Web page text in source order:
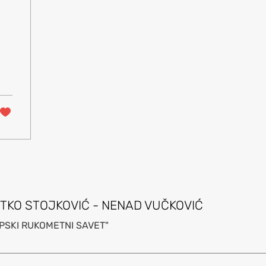
STOJKOVIĆ - NENAD VUČKOVIĆ
RUKOMETNI SAVET"